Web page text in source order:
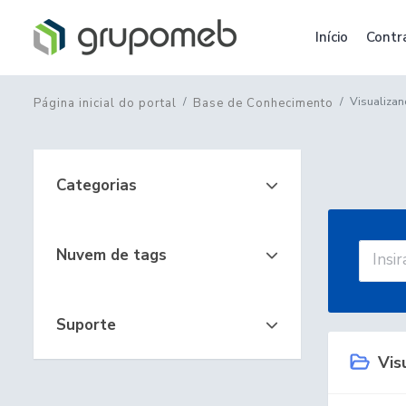
Início
Página inicial do portal Base de Conhecimento
Categorias
Nuvem de tags
Suporte